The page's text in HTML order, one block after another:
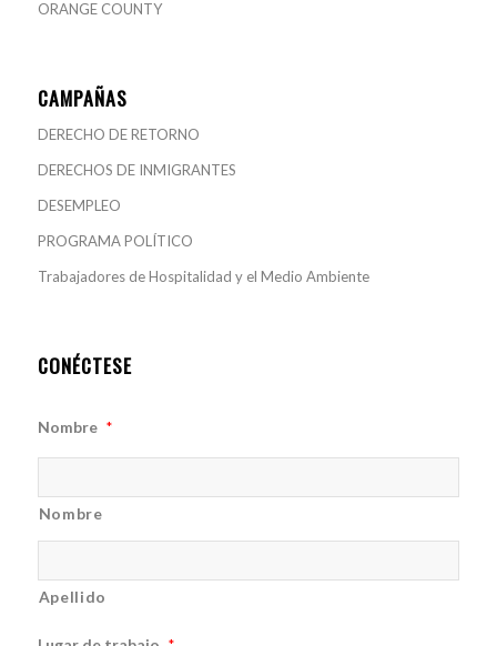
ORANGE COUNTY
CAMPAÑAS
DERECHO DE RETORNO
DERECHOS DE INMIGRANTES
DESEMPLEO
PROGRAMA POLÍTICO
Trabajadores de Hospitalidad y el Medio Ambiente
CONÉCTESE
Nombre *
Nombre
Apellido